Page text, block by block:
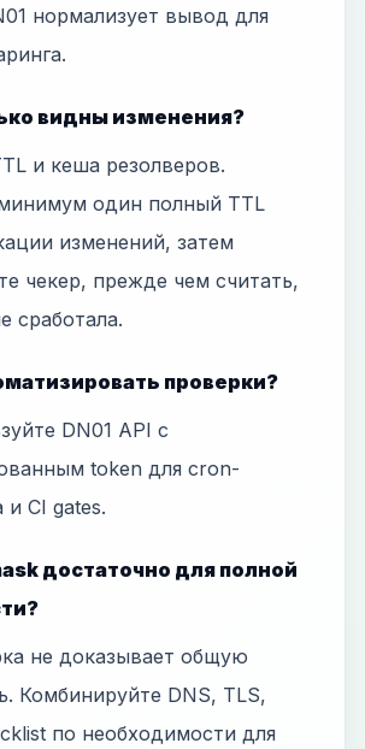
нормализует вывод для
видны изменения?
и кеша резолверов.
один полный TTL
изменений, затем
чекер, прежде чем считать,
сработала.
проверки?
DN01 API с
token для cron-
и CI gates.
достаточно для полной
не доказывает общую
Комбинируйте DNS, TLS,
по необходимости для